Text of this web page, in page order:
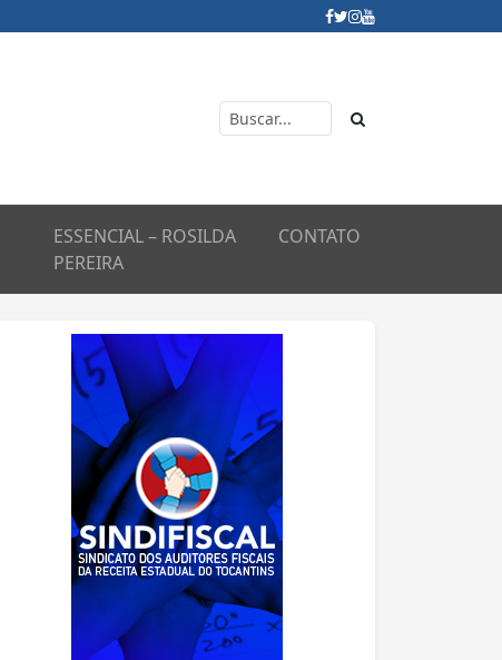
ESSENCIAL – ROSILDA
PEREIRA
CONTATO